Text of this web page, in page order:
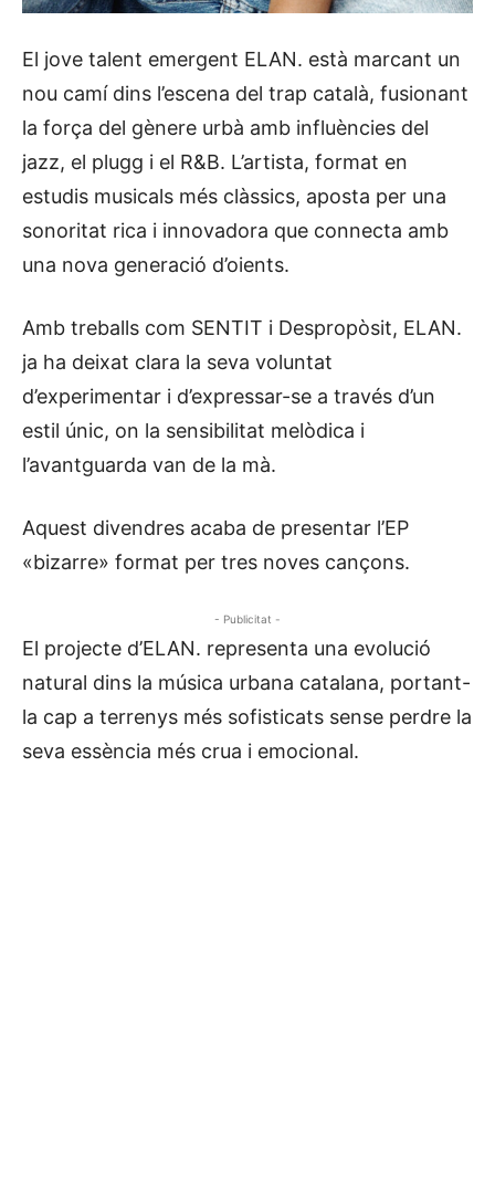
El jove talent emergent ELAN. està marcant un
nou camí dins l’escena del trap català, fusionant
la força del gènere urbà amb influències del
jazz, el plugg i el R&B. L’artista, format en
estudis musicals més clàssics, aposta per una
sonoritat rica i innovadora que connecta amb
una nova generació d’oients.
Amb treballs com SENTIT i Despropòsit, ELAN.
ja ha deixat clara la seva voluntat
d’experimentar i d’expressar-se a través d’un
estil únic, on la sensibilitat melòdica i
l’avantguarda van de la mà.
Aquest divendres acaba de presentar l’EP
«bizarre» format per tres noves cançons.
- Publicitat -
El projecte d’ELAN. representa una evolució
natural dins la música urbana catalana, portant-
la cap a terrenys més sofisticats sense perdre la
seva essència més crua i emocional.